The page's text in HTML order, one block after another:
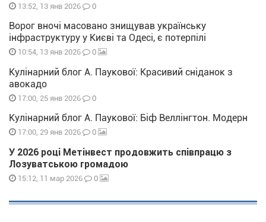
13:52, 13 янв 2026 0
Ворог вночі масовано знищував українську
інфраструктуру у Києві та Одесі, є потерпілі
10:54, 13 янв 2026 0
Кулінарний блог А. Паукової: Красивий сніданок з
авокадо
17:00, 25 янв 2026 0
Кулінарний блог А. Паукової: Біф Веллінгтон. Модерн
17:00, 29 янв 2026 0
У 2026 році Метінвест продовжить співпрацю з
Лозуватською громадою
15:12, 11 мар 2026 0